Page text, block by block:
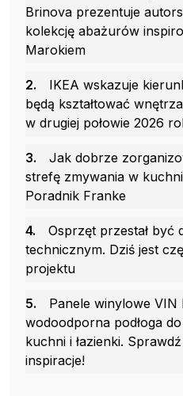
Brinova prezentuje
kolekcję abażurów
Marokiem
2.
IKEA wskazuje
będą kształtować wnętrza
w drugiej połowie 2026
3.
Jak dobrze
strefę zmywania w
Poradnik Franke
4.
Osprzęt przestał być
technicznym. Dziś jest
projektu
5.
Panele winylowe VIN
wodoodporna podłoga
kuchni i łazienki. Sprawdź
inspiracje!